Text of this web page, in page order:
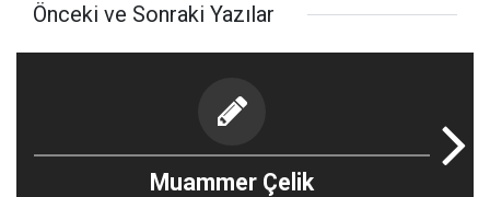
Önceki ve Sonraki Yazılar
Muammer Çelik